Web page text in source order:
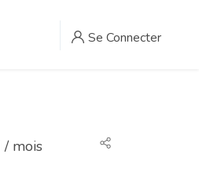
Se Connecter
/ mois